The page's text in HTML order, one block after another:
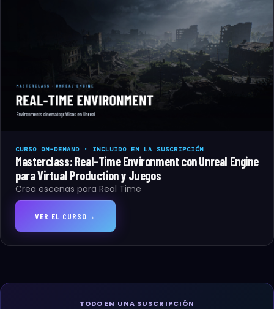
CURSO ON-DEMAND · INCLUIDO EN LA SUSCRIPCIÓN
Masterclass: Real-Time Environment con Unreal Engine
para Virtual Production y Juegos
Crea escenas para Real Time
VER EL CURSO →
TODO EN UNA SUSCRIPCIÓN